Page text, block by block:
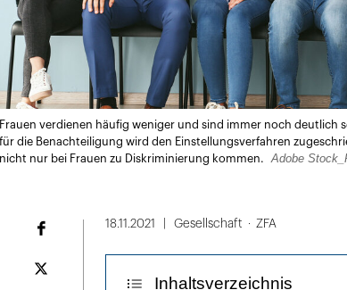
Frauen verdienen häufig weniger und sind immer noch deutlich
für die Benachteiligung wird den Einstellungsverfahren
nicht nur bei Frauen zu Diskriminierung kommen.
Adobe
Plattform
18.11.2021 Gesellschaft ZFA
Inhaltsverzeichnis